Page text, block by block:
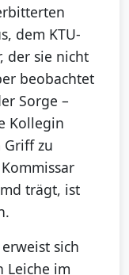
dem KTU-
der sie nicht
beobachtet
Sorge –
Kollegin
zu
trägt, ist
sich
Leiche im